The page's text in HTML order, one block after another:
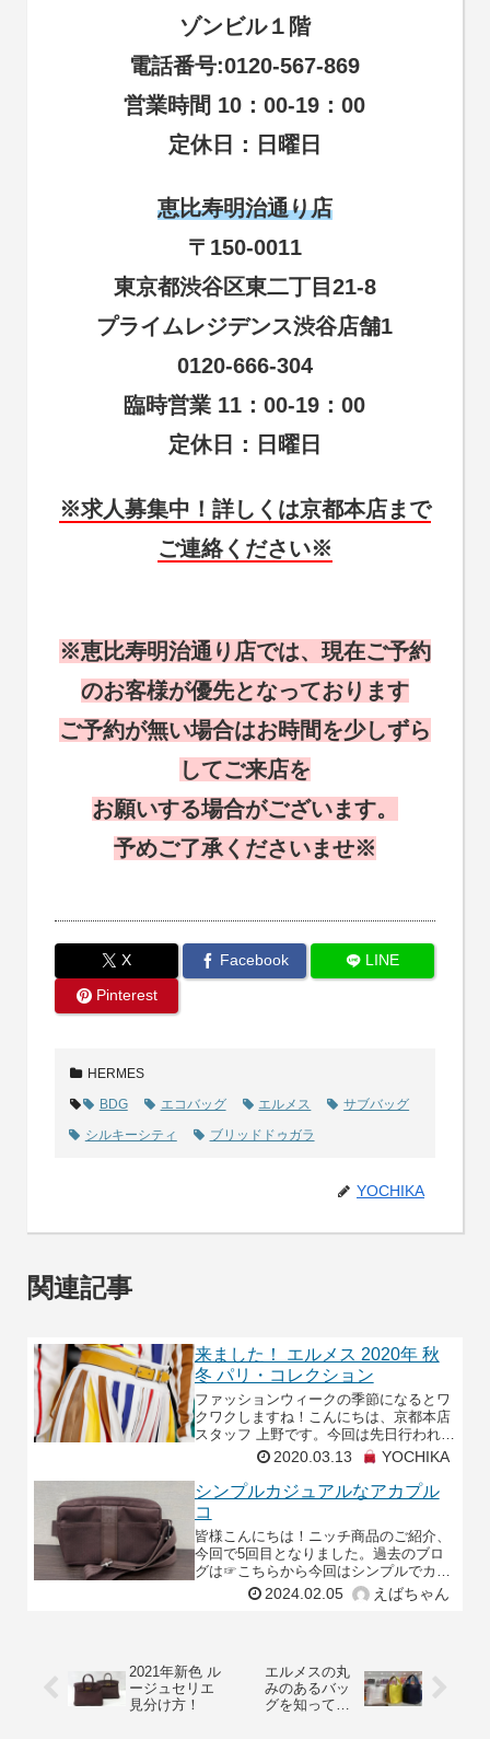
ゾンビル１階
電話番号:0120-567-869
営業時間 10：00-19：00
定休日：日曜日
恵比寿明治通り店
〒150-0011
東京都渋谷区東二丁目21-8
プライムレジデンス渋谷店舗1
0120-666-304
臨時営業 11：00-19：00
定休日：日曜日
※求人募集中！ 詳しくは京都本店まで
ご連絡ください※
※恵比寿明治通り店では、現在ご予約
のお客様が優先となっております
ご予約が無い場合はお時間を少しずら
してご来店を
お願いする場合がございます。
予めご了承くださいませ※
X Facebook
LINE
Pinterest
HERMES
BDG
エコバッグ エルメス
サブバッグ
シルキーシティ
ブリッドドゥガラ
YOCHIKA
関連記事
来ました！ エルメス 2020年 秋
冬 パリ・コレクション
ファッションウィークの季節になるとワ
クワクしますね！こんにちは、京都本店
スタッフ 上野です。今回は先日行われた
エルメス 2020年 秋冬 パリ・ウィメンズ
コレクションについて。モンドリアンの
絵画を思わ
2020.03.13 YOCHIKA
シンプルカジュアルなアカプル
コ
皆様こんにちは！ニッチ商品のご紹介、
今回で5回目となりました。過去のブロ
グは☞こちらから今回はシンプルでカジ
ュアルながらHERMESを感じられる【ア
カプルコ】のご紹介です！2008年に廃盤
2024.02.05 えばちゃん
2021年新色 ル
ージュセリエ
見分け方！
エルメスの丸
みのあるバッ
グを知ってま